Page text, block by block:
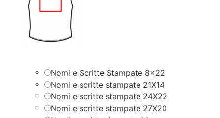
Nomi e Scritte Stampate 8×22
Nomi e scritte stampate 21X14
Nomi e scritte stampate 24X22
Nomi e scritte stampate 27X20